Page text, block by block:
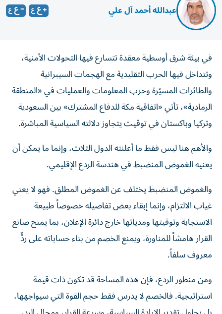
عبدالله أحمد آل علي
في بيئة شرق أوسطية معقدة تتسارع فيها التحولات الأمنية،
وتتداخل فيها الحرب التقليدية مع الهجمات السيبرانية
والطائرات المسيّرة وحرب المعلومات والعمليات في «المنطقة
الرمادية»، تأتي «اتفاقية مكة للدفاع المشترك» بين السعودية
وتركيا وباكستان في توقيت يتجاوز دلالته السياسية المباشرة.
والأهم هنا ليس فقط ما أعلنته الدول الثلاث، وإنما ما يمكن أن
يعنيه الغموض المنضبط في هندسة الردع الإقليمي.
والغموض المنضبط يختلف عن الغموض المطلق. فهو لا يعني
غياب الالتزام، وإنما إبقاء بعض تفاصيله خصوصاً طبيعة
الاستجابة وتوقيتها ومدياتها خارج دائرة الإعلان، بما يمنح صانع
القرار هامشاً للمناورة، ويمنع الخصم من بناء حساباته على ردٍّ
معروف سلفاً.
ومن منظور الردع، فإن هذه المساحة قد تكون ذات قيمة
استراتيجية. فالخصم لا يدرس فقط حجم القوة التي سيواجهها،